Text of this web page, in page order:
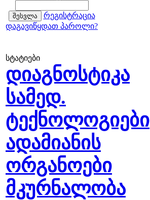
რეგისტრაცია
დაგავიწყდათ პაროლი?
სტატიები
დიაგნოსტიკა
სამედ.
ტექნოლოგიები
ადამიანის
ორგანოები
მკურნალობა